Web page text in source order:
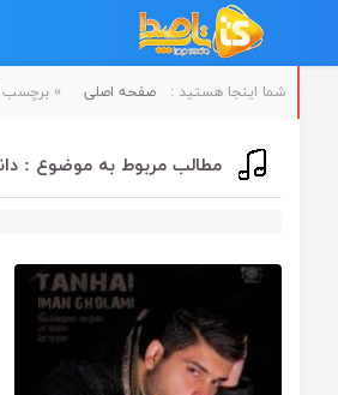
شما اینجا هستید : صفحه اصلی » برچسب
مطالب مربوط به موضوع :